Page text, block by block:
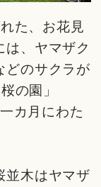
た、お花見
、ヤマザク
どのサクラが
の園」
カ月にわた
並木はヤマザ